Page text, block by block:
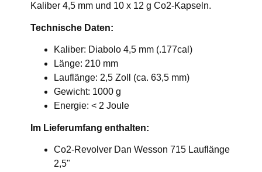
Kaliber 4,5 mm und 10 x 12 g Co2-Kapseln.
Technische Daten:
Kaliber: Diabolo 4,5 mm (.177cal)
Länge: 210 mm
Lauflänge: 2,5 Zoll (ca. 63,5 mm)
Gewicht: 1000 g
Energie: < 2 Joule
Im Lieferumfang enthalten:
Co2-Revolver Dan Wesson 715 Lauflänge
2,5"